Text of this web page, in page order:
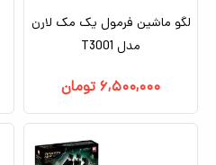
لگو ماشین فرمول یک مک لارن
مدل T3001
۶,۵۰۰,۰۰۰ تومان